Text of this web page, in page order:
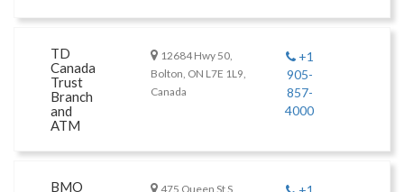
TD
Canada
Trust
Branch
and
ATM
12684 Hwy 50,
Bolton, ON L7E 1L9,
Canada
+1
905-
857-
4000
BMO 475 Queen St S,